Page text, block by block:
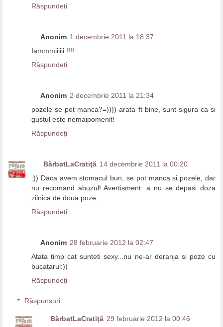
Răspundeți
Anonim 1 decembrie 2011 la 18:37
Iammmiiiiii !!!!
Răspundeți
Anonim 2 decembrie 2011 la 21:34
pozele se pot manca?=)))) arata ft bine, sunt sigura ca si
gustul este nemaipomenit!
Răspundeți
BărbatLaCratiţă 14 decembrie 2011 la 00:20
:)) Daca avem stomacul bun, se pot manca si pozele, dar
nu recomand abuzul! Avertisment: a nu se depasi doza
zilnica de doua poze...
Răspundeți
Anonim 28 februarie 2012 la 02:47
Atata timp cat sunteti sexy...nu ne-ar deranja si poze cu
bucatarul:))
Răspundeți
Răspunsuri
BărbatLaCratiţă 29 februarie 2012 la 00:46